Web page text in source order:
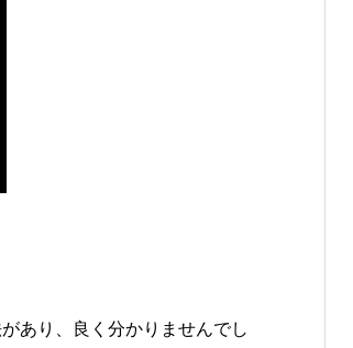
あり、良く分かりませんでし